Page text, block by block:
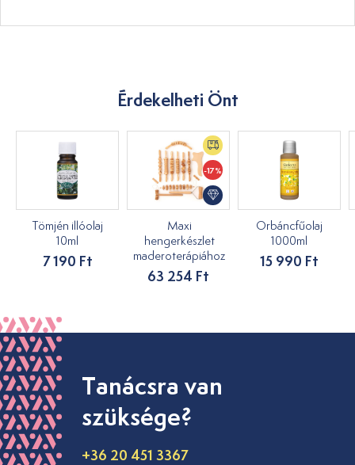
Érdekelheti Önt
Tömjén illóolaj
10ml
7 190 Ft
-17%
Maxi
hengerkészlet
maderoterápiához
63 254 Ft
Orbáncfűolaj
1000ml
15 990 Ft
Tanácsra van
szüksége?
+36 20 451 3367